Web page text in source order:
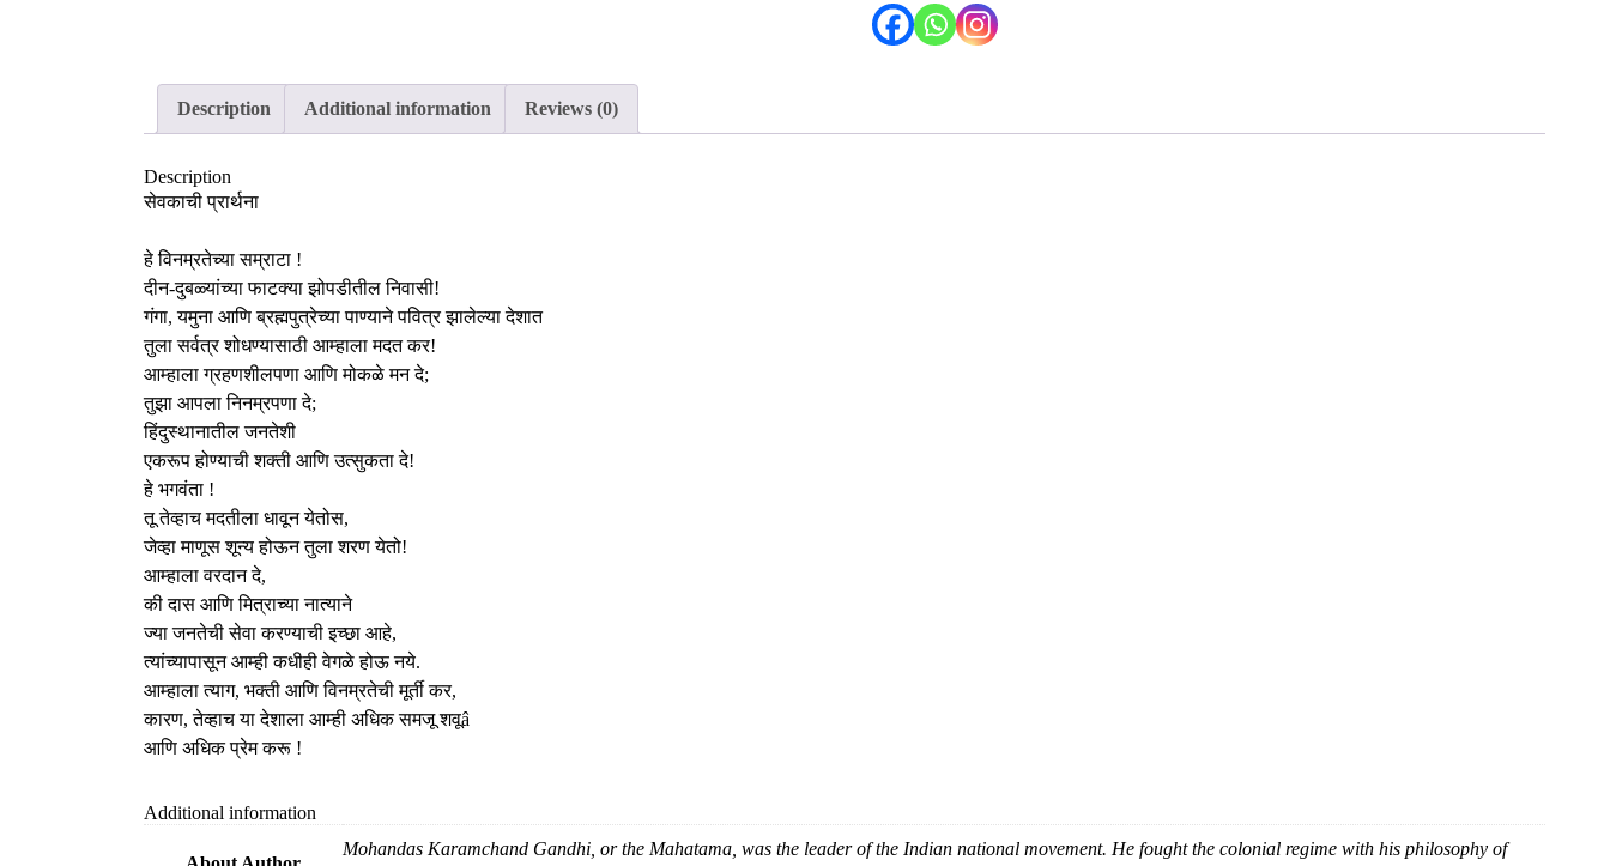
Description Additional information Reviews (0)
Description
सेवकाची प्रार्थना
हे विनम्रतेच्या सम्राटा !
दीन-दुबळ्यांच्या फाटक्या झोपडीतील निवासी!
गंगा, यमुना आणि ब्रह्मपुत्रेच्या पाण्याने पवित्र झालेल्या देशात
तुला सर्वत्र शोधण्यासाठी आम्हाला मदत कर!
आम्हाला ग्रहणशीलपणा आणि मोकळे मन दे;
तुझा आपला निनम्रपणा दे;
हिंदुस्थानातील जनतेशी
एकरूप होण्याची शक्ती आणि उत्सुकता दे!
हे भगवंता !
तू तेव्हाच मदतीला धावून येतोस,
जेव्हा माणूस शून्य होऊन तुला शरण येतो!
आम्हाला वरदान दे,
की दास आणि मित्राच्या नात्याने
ज्या जनतेची सेवा करण्याची इच्छा आहे,
त्यांच्यापासून आम्ही कधीही वेगळे होऊ नये.
आम्हाला त्याग, भक्ती आणि विनम्रतेची मूर्ती कर,
कारण, तेव्हाच या देशाला आम्ही अधिक समजू शवूâ
आणि अधिक प्रेम करू !
Additional information
Mohandas Karamchand Gandhi, or the Mahatama, was the leader of the Indian national movement. He fought the colonial regime with his philosophy of